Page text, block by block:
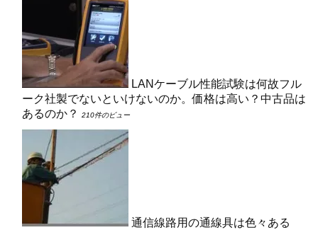
LANケーブル性能試験は何故フル
ーク社製でないといけないのか。価格は高い？中古品は
あるのか？
210件のビュー
通信線路用の通線具は色々ある